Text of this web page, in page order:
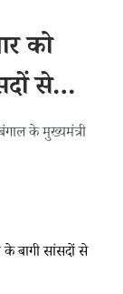
को
से
के मुख्यमंत्री